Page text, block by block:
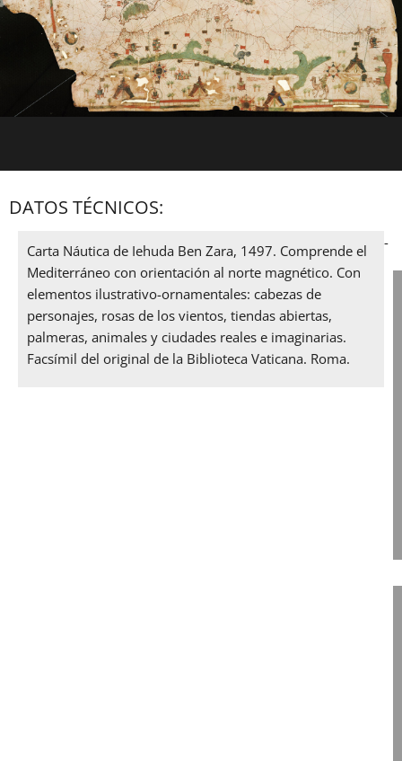
DATOS TÉCNICOS:
Carta Náutica de Iehuda Ben Zara, 1497. Comprende el
Mediterráneo con orientación al norte magnético. Con
elementos ilustrativo-ornamentales: cabezas de
personajes, rosas de los vientos, tiendas abiertas,
palmeras, animales y ciudades reales e imaginarias.
Facsímil del original de la Biblioteca Vaticana. Roma.
-